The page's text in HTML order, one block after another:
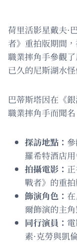
荷里活影星戴夫·
者》重拍版期間
職業摔角手參觀
已久的尼斯湖水怪
巴蒂斯塔因在《
職業摔角手而聞
探訪地點：
羅希特酒店用
拍攝電影：
戰者》的重拍
飾演角色：
爾飾演的主角
同行演員：
素·克勞與凱